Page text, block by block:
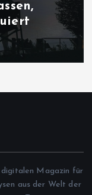
digitalen Magazin für
aus der Welt der